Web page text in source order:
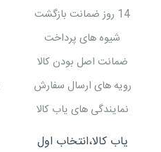
14 روز ضمانت بازگشت
شیوه های پرداخت
ضمانت اصل بودن کالا
رویه های ارسال سفارش
نمایندگی های یاب کالا
یاب کالا،انتخاب اول